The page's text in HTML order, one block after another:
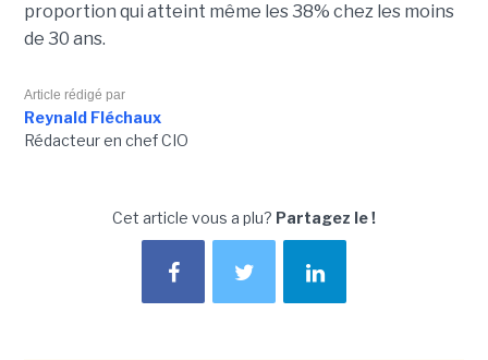
proportion qui atteint même les 38% chez les moins
de 30 ans.
Article rédigé par
Reynald Fléchaux
Rédacteur en chef CIO
Cet article vous a plu? Partagez le !